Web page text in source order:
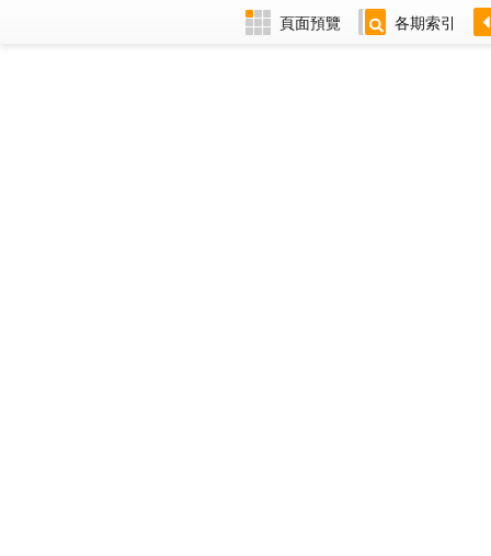
頁面預覽 各期索引